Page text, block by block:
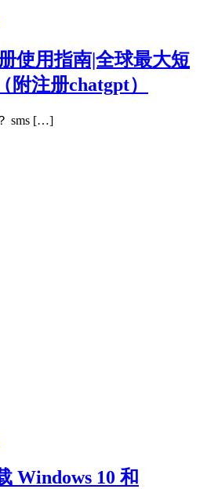
使用指南|全球最大短
注册chatgpt）
sms […]
Windows 10 和